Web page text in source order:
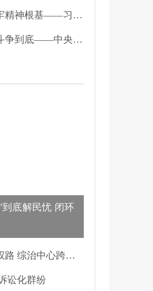
以坚定的理想信念筑牢精神根基——习近平党建思想理论品格系列述评之一
坚定不移与黑恶势力斗争到底——中央政法委负责同志就开展深化扫黑除恶专项斗争有关问题答记者问
到底解民忧 闭环
一栋危房牵动两年维权路 综治中心跨省寻鉴解民忧
讼化群纷